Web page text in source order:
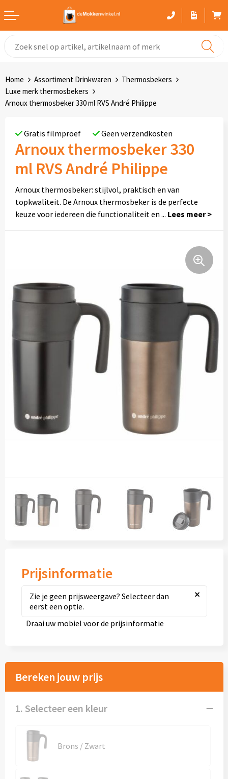
Gekleurde mokken
Drinkflessen
Thermosbekers
Sportflessen
Kunststof mokken
Fruitwaterflessen
Bekende merken
Bestsellers
Fullcolour mokken bedrukken
Geschenksets
Milieuvriendelijke mokken
NIEUWE mokken
Kunststof bekers
Relatiegeschenken
Home Assortiment Drinkwaren
Thermosbekers
Luxe merk thermosbekers
Arnoux thermosbeker 330 ml RVS André Philippe
Gratis filmproef Geen verzendkosten
Arnoux thermosbeker 330
ml RVS André Philippe
Arnoux thermosbeker: stijlvol, praktisch en van
topkwaliteit. De Arnoux thermosbeker is de perfecte
keuze voor iedereen die functionaliteit en ...
Prijsinformatie
Zie je geen prijsweergave? Selecteer dan
eerst een optie.
×
Draai uw mobiel voor de prijsinformatie
Bereken jouw prijs
1. Selecteer een kleur
Brons / Zwart